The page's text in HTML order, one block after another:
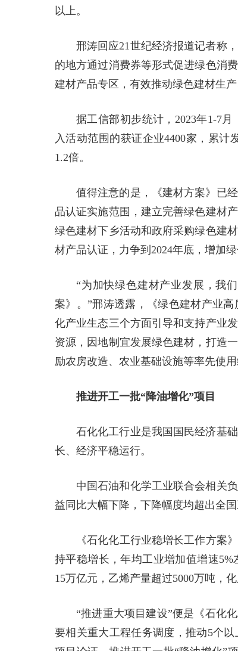
以上。
邢涛回应21世纪经济报道记者称
的地方通过消费券等形式促进绿色消
建材产品专区，有效推动绿色建材生
据工信部初步统计，2023年1-7
入活动范围的获证企业4400家，累计
1.2倍。
值得注意的是，《建材方案》已
品认证实施范围，建立完善绿色建材
绿色建材下乡活动和政府采购绿色建
材产品认证，力争到2024年底，增加
“为加快绿色建材产业发展，我
案》。”邢涛透露，《绿色建材产业
化产业生态三个方面引导和支持产业
资源，因地制宜发展绿色建材，打造
励农房改造、农业基础设施等率先使用
推进开工一批“降油增化”项目
石化化工行业是我国国民经济基
长、经济平稳运行。
中国石油和化学工业联合会相关
益同比大幅下降，下降幅度均超出全
《石化化工行业稳增长工作方案
持平稳增长，年均工业增加值增速
15万亿元，乙烯产量超过5000万吨，
“推进重大项目建设”便是《石化
要相关重大工程任务调度，推动5个